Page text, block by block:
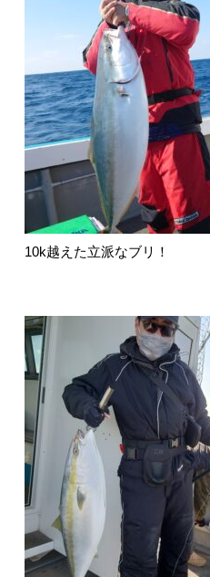
10k越えた立派なブリ！